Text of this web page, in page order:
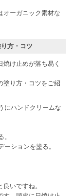
オーガニック素材な
方・コツ
け止めが落ち易く
塗り方・コツをご紹
にハンドクリームな
ションを塗る。
いですね。